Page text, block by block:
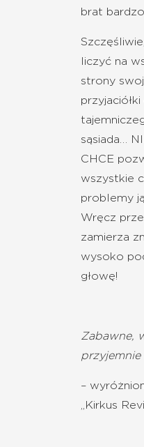
brat bardzo
liczyć na
strony
sąsiada…
CHCE
wszystkie
problemy
Wręcz
zamierza
wysoko
głowę!
Zabawne,
–
„Kirkus